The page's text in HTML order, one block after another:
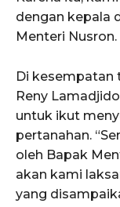
dengan kepala
Menteri Nusron.
Di kesempatan
Reny
untuk ikut
pertanahan.
oleh Bapak
akan kami
yang